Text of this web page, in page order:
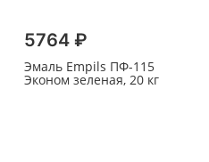
5764 ₽
Эмаль Empils ПФ-115
Эконом зеленая, 20 кг